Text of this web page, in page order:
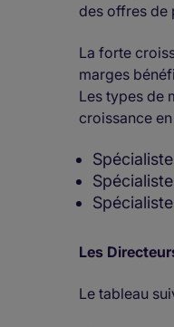
des offres de
La forte
marges
Les types de
croissance
Les
Le tableau